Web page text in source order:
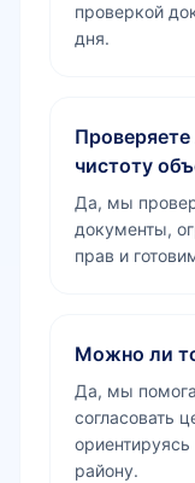
проверкой
дня.
чистоту
Да, мы
документы,
прав и
Можно ли
Да, мы
согласовать
району.